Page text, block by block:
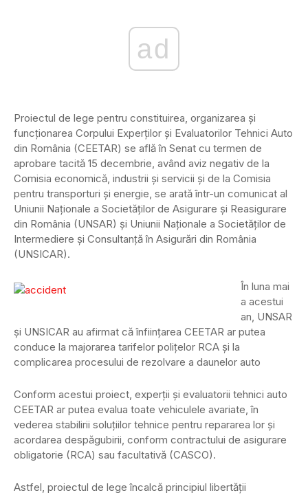
ad
Proiectul de lege pentru constituirea, organizarea şi
funcţionarea Corpului Experţilor şi Evaluatorilor Tehnici Auto
din România (CEETAR) se află în Senat cu termen de
aprobare tacită 15 decembrie, având aviz negativ de la
Comisia economică, industrii şi servicii şi de la Comisia
pentru transporturi şi energie, se arată într-un comunicat al
Uniunii Naţionale a Societăţilor de Asigurare şi Reasigurare
din România (UNSAR) şi Uniunii Naţionale a Societăţilor de
Intermediere şi Consultanţă în Asigurări din România
(UNSICAR).
În luna mai
a acestui
an, UNSAR
şi UNSICAR au afirmat că înfiinţarea CEETAR ar putea
conduce la majorarea tarifelor poliţelor RCA şi la
complicarea procesului de rezolvare a daunelor auto
Conform acestui proiect, experţii şi evaluatorii tehnici auto
CEETAR ar putea evalua toate vehiculele avariate, în
vederea stabilirii soluţiilor tehnice pentru repararea lor şi
acordarea despăgubirii, conform contractului de asigurare
obligatorie (RCA) sau facultativă (CASCO).
Astfel, proiectul de lege încalcă principiul libertăţii